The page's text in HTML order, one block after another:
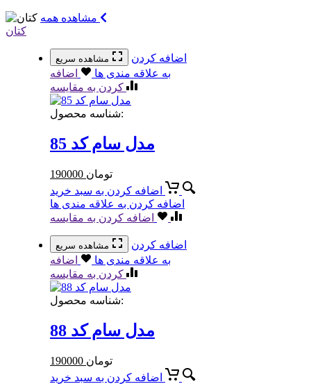
کتان
مشاهده سریع
اضافه کردن
به علاقه مندی ها
اضافه
کردن به مقایسه
شناسه محصول:
مدل سام کد 85
190000 تومان
اضافه کردن به سبد خرید
اضافه کردن به علاقه مندی ها
اضافه کردن به مقایسه
مشاهده سریع
اضافه کردن
به علاقه مندی ها
اضافه
کردن به مقایسه
شناسه محصول:
مدل سام کد 88
190000 تومان
اضافه کردن به سبد خرید